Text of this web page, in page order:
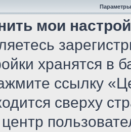
Параметры
мои
хранятся в
ссылку
сверху